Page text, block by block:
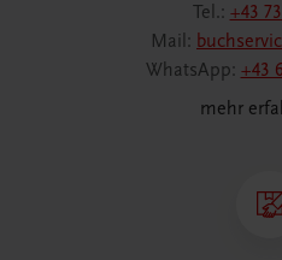
Tel.: +43
Mail:
WhatsApp: +43
mehr